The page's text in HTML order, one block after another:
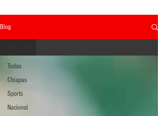
Blog
Todas
Chiapas
Sports
Nacional